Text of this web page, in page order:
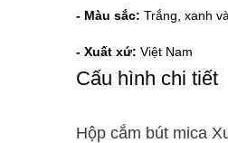
- Màu sắc: Trắng, xanh
- Xuất xứ: Việt Nam
Cấu hình chi tiết
Hộp cắm bút mica